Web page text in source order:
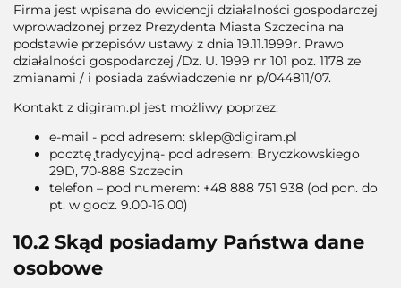
Firma jest wpisana do ewidencji działalności gospodarczej
wprowadzonej przez Prezydenta Miasta Szczecina na
podstawie przepisów ustawy z dnia 19.11.1999r. Prawo
działalności gospodarczej /Dz. U. 1999 nr 101 poz. 1178 ze
zmianami / i posiada zaświadczenie nr p/044811/07.
Kontakt z digiram.pl jest możliwy poprzez:
e-mail - pod adresem: sklep@digiram.pl
pocztę ̨tradycyjną- pod adresem: Bryczkowskiego
29D, 70-888 Szczecin
telefon – pod numerem: +48 888 751 938 (od pon. do
pt. w godz. 9.00-16.00)
10.2 Skąd posiadamy Państwa dane
osobowe